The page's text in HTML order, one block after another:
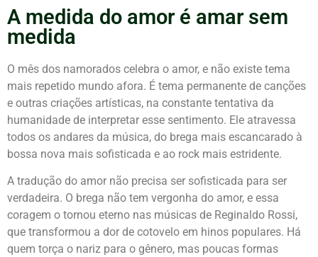
A medida do amor é amar sem
medida
O mês dos namorados celebra o amor, e não existe tema
mais repetido mundo afora. É tema permanente de canções
e outras criações artísticas, na constante tentativa da
humanidade de interpretar esse sentimento. Ele atravessa
todos os andares da música, do brega mais escancarado à
bossa nova mais sofisticada e ao rock mais estridente.
A tradução do amor não precisa ser sofisticada para ser
verdadeira. O brega não tem vergonha do amor, e essa
coragem o tornou eterno nas músicas de Reginaldo Rossi,
que transformou a dor de cotovelo em hinos populares. Há
quem torça o nariz para o gênero, mas poucas formas